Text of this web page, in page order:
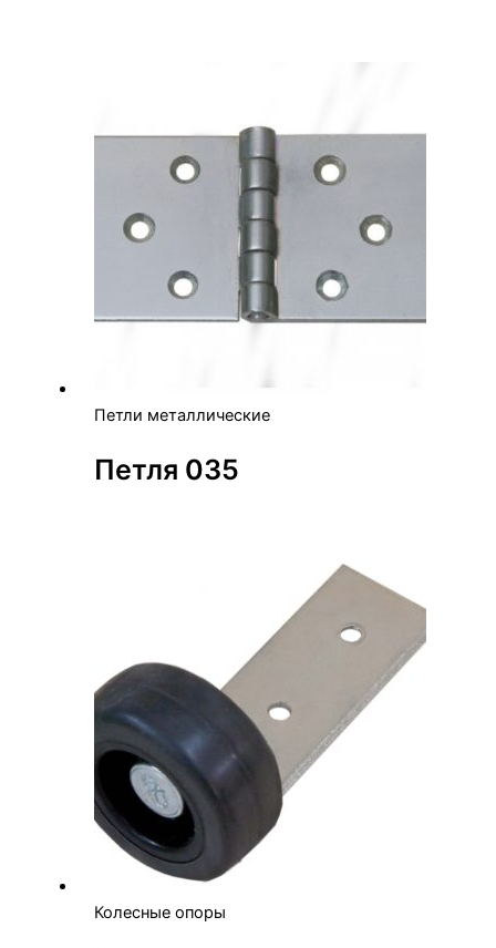
Петли металлические
Петля 035
Колесные опоры